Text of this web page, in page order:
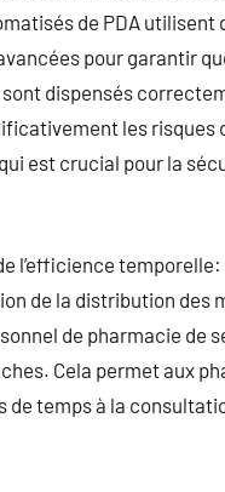
de PDA utilisent
pour garantir
dispensés
les risques
est crucial pour la
l’efficience temporelle:
de la distribution des
de pharmacie de
Cela permet aux
de temps à la